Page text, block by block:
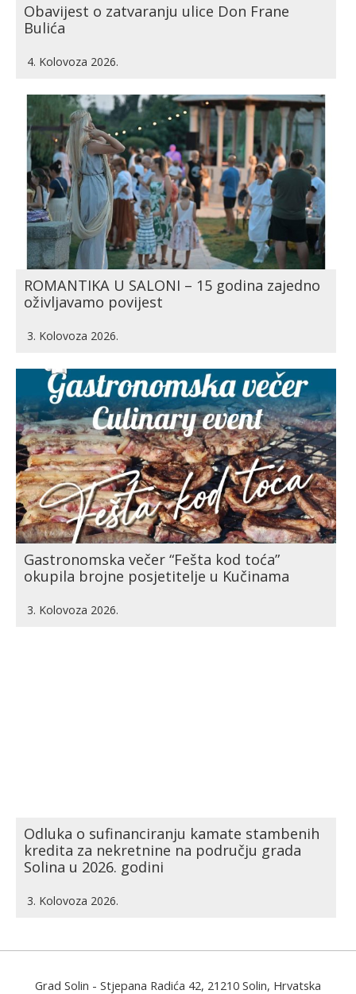
Obavijest o zatvaranju ulice Don Frane
Bulića
4. Kolovoza 2026.
ROMANTIKA U SALONI – 15 godina zajedno
oživljavamo povijest
3. Kolovoza 2026.
Gastronomska večer “Fešta kod toća”
okupila brojne posjetitelje u Kučinama
3. Kolovoza 2026.
Odluka o sufinanciranju kamate stambenih
kredita za nekretnine na području grada
Solina u 2026. godini
3. Kolovoza 2026.
Grad Solin - Stjepana Radića 42, 21210 Solin, Hrvatska